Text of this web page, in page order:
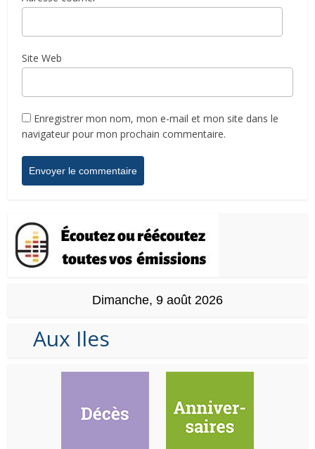
Site Web
Enregistrer mon nom, mon e-mail et mon site dans le
navigateur pour mon prochain commentaire.
Dimanche, 9 août 2026
Aux Iles